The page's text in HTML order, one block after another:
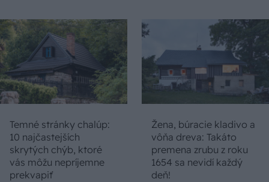
Temné stránky chalúp:
10 najčastejších
skrytých chýb, ktoré
vás môžu nepríjemne
prekvapiť
Žena, búracie kladivo a
vôňa dreva: Takáto
premena zrubu z roku
1654 sa nevidí každý
deň!